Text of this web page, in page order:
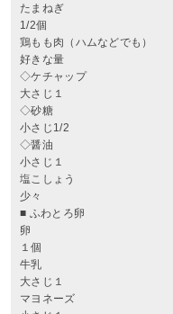
たまねぎ
1/2個
鶏もも肉（ハムなどでも）
好きな量
◇ケチャップ
大さじ１
◇砂糖
小さじ1/2
◇醤油
小さじ１
塩こしょう
少々
■ ふわとろ卵
卵
１個
牛乳
大さじ１
マヨネーズ